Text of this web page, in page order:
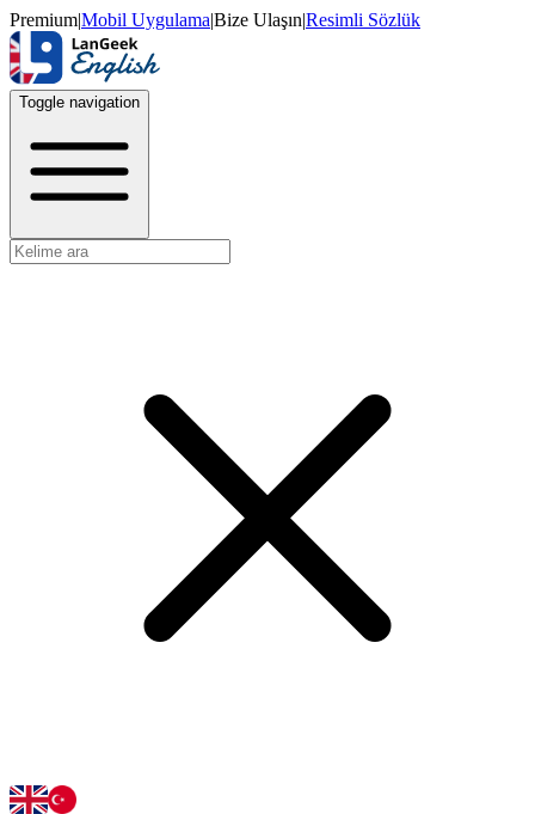
Premium|Mobil Uygulama|Bize Ulaşın|Resimli Sözlük
Toggle navigation